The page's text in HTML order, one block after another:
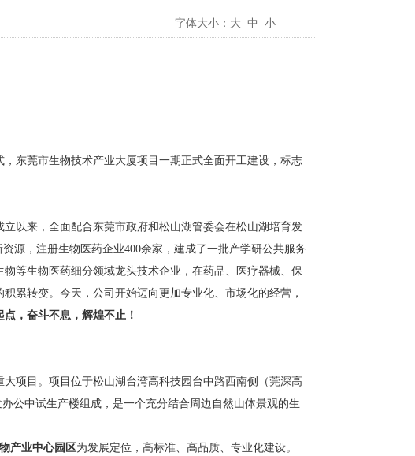
字体大小： 大 中 小
东莞市生物技术产业大厦项目一期正式全面开工建设，标志
以来，全面配合东莞市政府和松山湖管委会在松山湖培育发
源，注册生物医药企业400余家，建成了一批产学研公共服务
等生物医药细分领域龙头技术企业，在药品、医疗器械、保
累转变。今天，公司开始迈向更加专业化、市场化的经营，
，奋斗不息，辉煌不止！
项目。项目位于松山湖台湾高科技园台中路西南侧（莞深高
公中试生产楼组成，是一个充分结合周边自然山体景观的生
产业中心园区为发展定位，高标准、高品质、专业化建设。